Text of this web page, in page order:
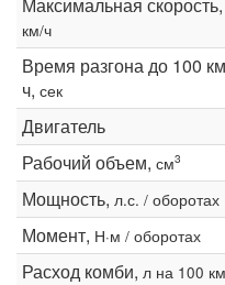
км/ч
Время разгона до 100
ч, сек
Двигатель
Рабочий объем, см3
Мощность, л.с. / оборотах
Момент, Н·м / оборотах
Расход комби, л на 100 км